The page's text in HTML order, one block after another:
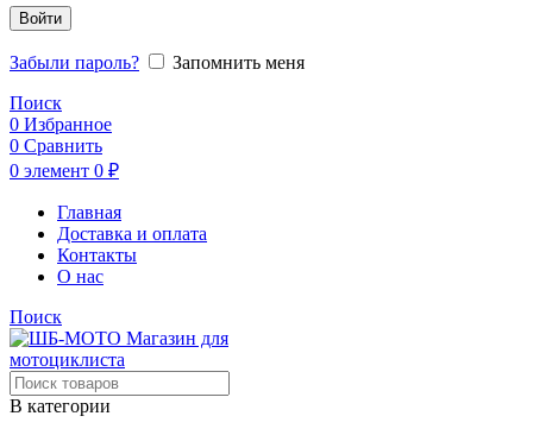
Войти
Забыли пароль?
Запомнить меня
Поиск
0 Избранное
0 Сравнить
0 элемент 0 ₽
Главная
Доставка и оплата
Контакты
О нас
Поиск
В категории